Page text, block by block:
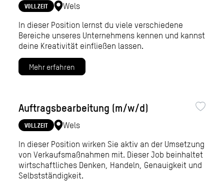
VOLLZEIT
Wels
In dieser Position lernst du viele verschiedene
Bereiche unseres Unternehmens kennen und kannst
deine Kreativität einfließen lassen.
Mehr erfahren
Auftragsbearbeitung (m/w/d)
VOLLZEIT
Wels
In dieser Position wirken Sie aktiv an der Umsetzung
von Verkaufsmaßnahmen mit. Dieser Job beinhaltet
wirtschaftliches Denken, Handeln, Genauigkeit und
Selbstständigkeit.